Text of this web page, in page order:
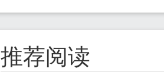
推荐阅读